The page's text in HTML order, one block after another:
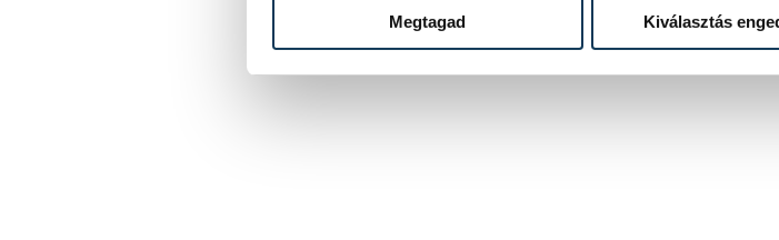
Megtagad Kiválasztás